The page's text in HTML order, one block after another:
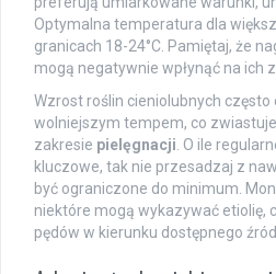
Optymalna temperatura dla
granicach 18-24°C. Pamiętaj, że
mogą negatywnie wpłynąć na ich
Wzrost roślin cieniolubnych
wolniejszym tempem, co
zakresie pielęgnacji. O ile
kluczowe, tak nie przesadzaj z
być ograniczone do minimum.
niektóre mogą wykazywać etiolię,
pędów w kierunku dostępnego